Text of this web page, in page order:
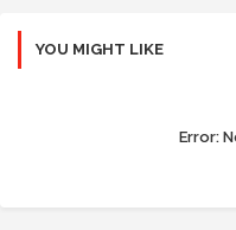
YOU MIGHT LIKE
Error: